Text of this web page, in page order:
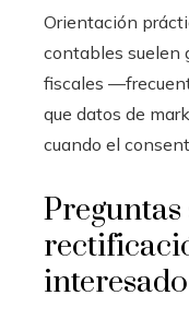
Orientación
contables suelen
fiscales
que datos de
cuando el
Preguntas
interesado